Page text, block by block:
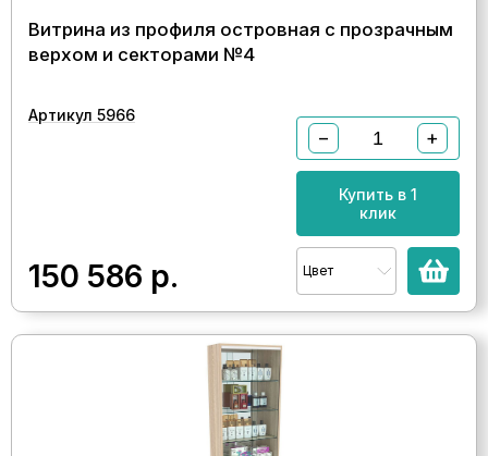
Витрина из профиля островная с прозрачным
верхом и секторами №4
Артикул 5966
150 586 р.
− +
Купить в 1
клик
Цвет